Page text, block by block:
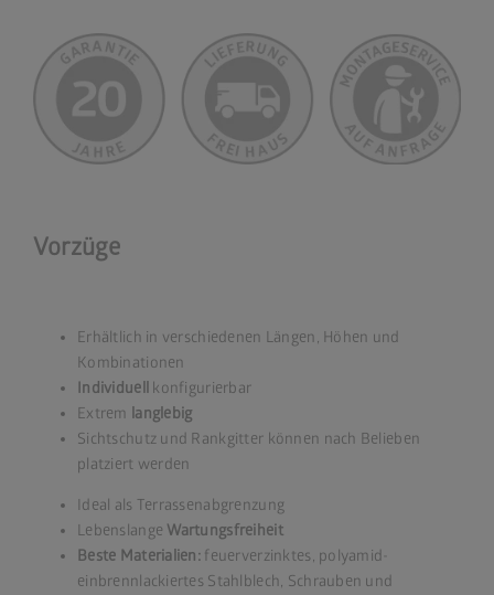
Vorzüge
Erhältlich in verschiedenen Längen, Höhen und
Kombinationen
Individuell konfigurierbar
Extrem langlebig
Sichtschutz und Rankgitter können nach Belieben
platziert werden
Ideal als Terrassenabgrenzung
Lebenslange Wartungsfreiheit
Beste Materialien: feuerverzinktes, polyamid-
einbrennlackiertes Stahlblech, Schrauben und